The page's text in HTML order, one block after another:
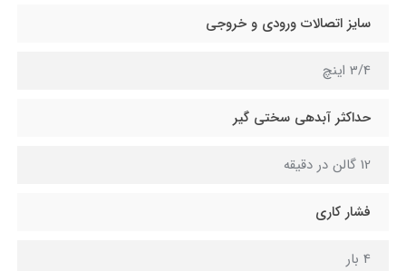
سایز اتصالات ورودی و خروجی
3/4 اینچ
حداکثر آبدهی سختی گیر
12 گالن در دقیقه
فشار کاری
4 بار